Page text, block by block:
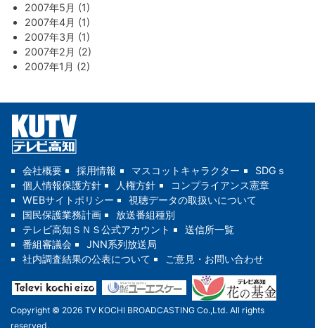
2007年5月 (1)
2007年4月 (1)
2007年3月 (1)
2007年2月 (2)
2007年1月 (2)
会社概要 採用情報 マスコットキャラクター
SDGｓ
個人情報保護方針
人権方針
コンプライアンス憲章
WEBサイトポリシー
視聴データの取扱いについて
国民保護業務計画
放送番組種別
テレビ高知ＳＮＳ公式アカウント
送信所一覧
番組審議会
JNN系列放送局
社内調査結果の公表について
ご意見・お問い合わせ
Copyright © 2026 TV KOCHI BROADCASTING Co.,Ltd. All rights
reserved.